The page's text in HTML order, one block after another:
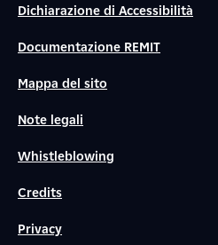
Dichiarazione di Accessibilità
Documentazione REMIT
Mappa del sito
Note legali
Whistleblowing
Credits
Privacy